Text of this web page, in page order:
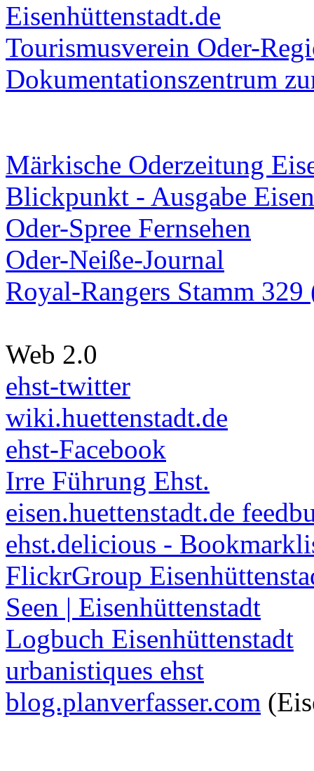
Eisenhüttenstadt.de
Tourismusverein Oder-
Dokumentationszentrum
Märkische Oderzeitung
Blickpunkt - Ausgabe
Oder-Spree Fernsehen
Oder-Neiße-Journal
Royal-Rangers Stamm
Web 2.0
ehst-twitter
wiki.huettenstadt.de
ehst-Facebook
Irre Führung Ehst.
eisen.huettenstadt.de
ehst.delicious -
FlickrGroup
Seen | Eisenhüttenstadt
Logbuch Eisenhüttenstadt
urbanistiques ehst
blog.planverfasser.com